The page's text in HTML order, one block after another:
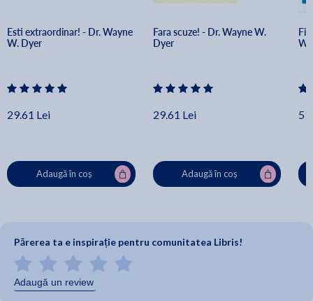
Esti extraordinar! - Dr. Wayne
W. Dyer
29.61 Lei
Adaugă în coș
Fara scuze! - Dr. Wayne W.
Dyer
29.61 Lei
Adaugă în coș
Fii
Părerea ta e inspirație pentru comunitatea Libris!
Adaugă un review